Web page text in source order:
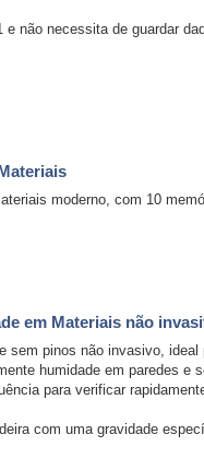
não necessita de guardar
moderno, com 10
em Materiais não
sem pinos não invasivo,
humidade em paredes e
para verificar
com uma gravidade